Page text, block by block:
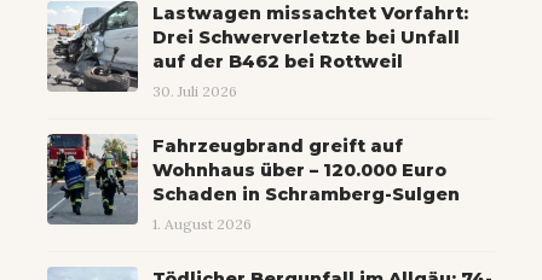
Lastwagen missachtet Vorfahrt:
Drei Schwerverletzte bei Unfall
auf der B462 bei Rottweil
30. Juli 2026
Fahrzeugbrand greift auf
Wohnhaus über – 120.000 Euro
Schaden in Schramberg-Sulgen
1. August 2026